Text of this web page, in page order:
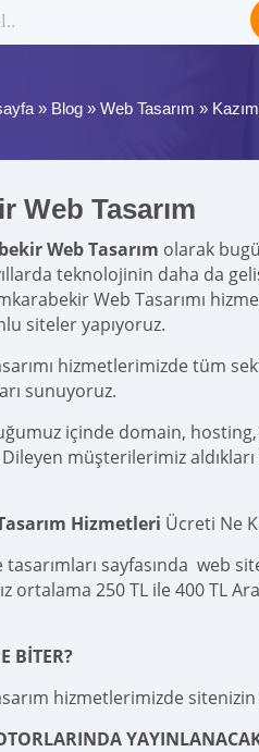
» Blog» Web Tasarım »
Web Tasarım
Web Tasarım olarak
teknolojinin daha da
Web Tasarımı
siteler yapıyoruz.
hizmetlerimizde tüm
sunuyoruz.
içinde domain,
Dileyen müşterilerimiz
Hizmetleri Ücreti Ne
sayfasında web
ortalama 250 TL ile 400 TL
BİTER?
hizmetlerimizde